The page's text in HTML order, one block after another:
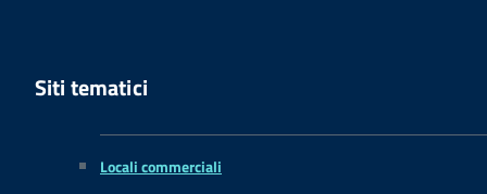
Siti tematici
Locali commerciali